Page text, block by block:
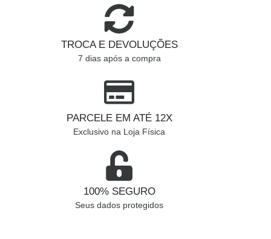
TROCA E DEVOLUÇÕES
7 dias após a compra
PARCELE EM ATÉ 12X
Exclusivo na Loja Física
100% SEGURO
Seus dados protegidos